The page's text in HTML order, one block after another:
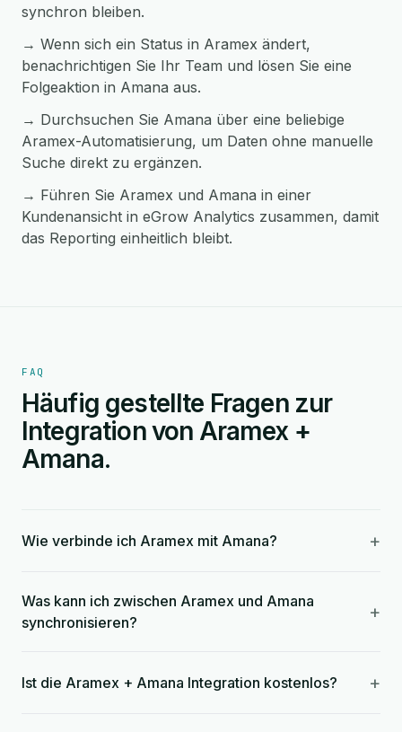
synchron bleiben.
→ Wenn sich ein Status in Aramex ändert,
benachrichtigen Sie Ihr Team und lösen Sie eine
Folgeaktion in Amana aus.
→ Durchsuchen Sie Amana über eine beliebige
Aramex-Automatisierung, um Daten ohne manuelle
Suche direkt zu ergänzen.
→ Führen Sie Aramex und Amana in einer
Kundenansicht in eGrow Analytics zusammen, damit
das Reporting einheitlich bleibt.
FAQ
Häufig gestellte Fragen zur
Integration von Aramex +
Amana.
Wie verbinde ich Aramex mit Amana? +
Was kann ich zwischen Aramex und Amana
synchronisieren?
+
Ist die Aramex + Amana Integration kostenlos? +